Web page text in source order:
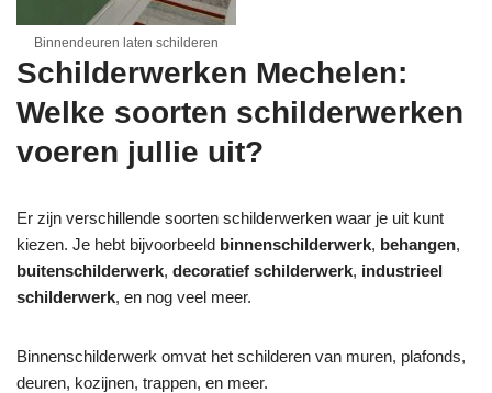
Binnendeuren laten schilderen
Schilderwerken Mechelen:
Welke soorten schilderwerken
voeren jullie uit?
Er zijn verschillende soorten schilderwerken waar je uit kunt
kiezen. Je hebt bijvoorbeeld binnenschilderwerk, behangen,
buitenschilderwerk, decoratief schilderwerk, industrieel
schilderwerk, en nog veel meer.
Binnenschilderwerk omvat het schilderen van muren, plafonds,
deuren, kozijnen, trappen, en meer.